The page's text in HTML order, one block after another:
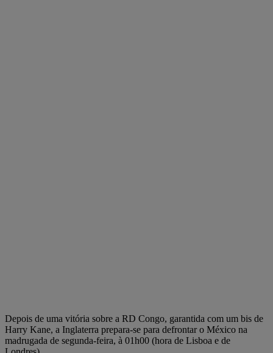
Depois de uma vitória sobre a RD Congo, garantida com um bis de
Harry Kane, a Inglaterra prepara-se para defrontar o México na
madrugada de segunda-feira, à 01h00 (hora de Lisboa e de